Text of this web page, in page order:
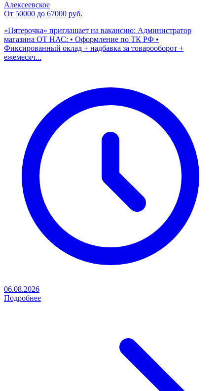
Алексеевское
От 50000 до 67000 руб.
«Пятерочка» приглашает на вакансию: Администратор
магазина ОТ НАС: • Оформление по ТК РФ •
Фиксированный оклад + надбавка за товарооборот +
ежемесяч...
06.08.2026
Подробнее